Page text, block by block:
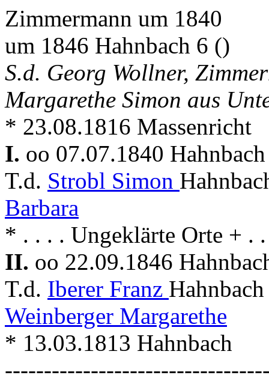
Zimmermann um 1840
um 1846 Hahnbach 6 ()
S.d. Georg Wollner,
Margarethe Simon aus
* 23.08.1816 Massenricht
I. oo 07.07.1840
T.d. Strobl Simon
Barbara
* . . . . Ungeklärte Orte + .
II. oo 22.09.1846
T.d. Iberer Franz
Weinberger Margarethe
* 13.03.1813 Hahnbach